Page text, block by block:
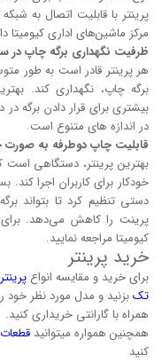
پرینتر با قابلیت اتصال به
مرکز ماشین‌های اداری کیومیتا
ظرفیت نگهداری برگه چاپ در
برگه چاپ، نگهداری کند.
بیشتری برای قرار دادن برگه
در اندازه های متنوع است.
قابلیت چاپ دوطرفه به صورت
بهترین پرینتر، دستگاهی
خودکار برای کاربران اجرا کند.
دستی تنظیم کرد تا بتواند
پرینت را کاهش می‌دهد. برای
کیومیتا مراجعه نمایید.
خرید پرینتر
برای خرید و مقایسه انواع پرینتر‌
تکبزنید و مدل مورد نظر خود
همراه با گارانتی خریداری کنید.
همچنین همواره میتوانید قطعات
کنید